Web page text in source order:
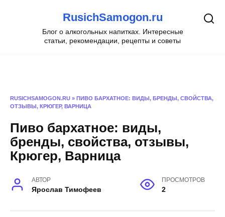
содержанию
RusichSamogon.ru
Блог о алкогольных напитках. Интересные
статьи, рекомендации, рецепты и советы
RUSICHSAMOGON.RU » ПИВО БАРХАТНОЕ: ВИДЫ, БРЕНДЫ, СВОЙСТВА,
ОТЗЫВЫ, КРЮГЕР, ВАРНИЦА
Пиво бархатное: виды,
бренды, свойства, отзывы,
Крюгер, Варница
АВТОР
Ярослав Тимофеев
ПРОСМОТРОВ
2